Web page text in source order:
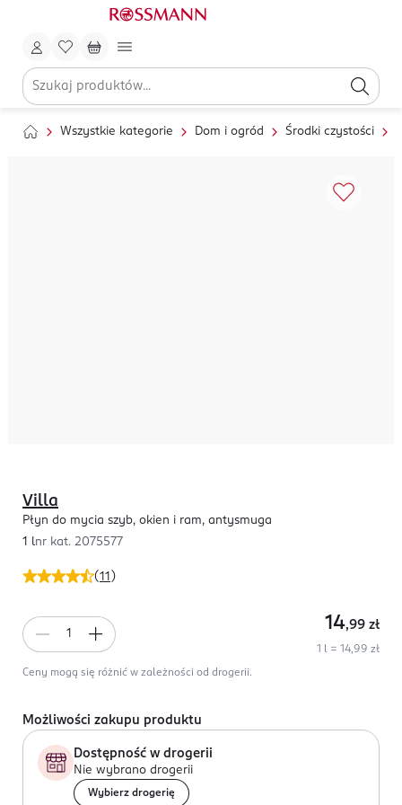
Wszystkie kategorie Dom i ogród Środki czystości
(11 )
Villa
Płyn do mycia szyb, okien i ram, antysmuga
1 lnr kat. 2075577
14,99 zł
1 l = 14,99 zł
Ceny mogą się różnić w zależności od drogerii.
Możliwości zakupu produktu
Dostępność w drogerii
Nie wybrano drogerii
Wybierz drogerię